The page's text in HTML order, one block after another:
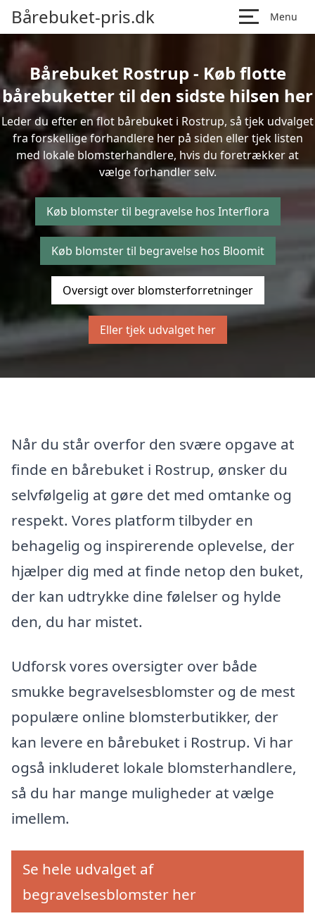
Bårebuket-pris.dk Menu
Bårebuket Rostrup - Køb flotte
bårebuketter til den sidste hilsen her
Leder du efter en flot bårebuket i Rostrup, så tjek udvalget
fra forskellige forhandlere her på siden eller tjek listen
med lokale blomsterhandlere, hvis du foretrækker at
vælge forhandler selv.
Køb blomster til begravelse hos Interflora
Køb blomster til begravelse hos Bloomit
Oversigt over blomsterforretninger
Eller tjek udvalget her
Når du står overfor den svære opgave at
finde en bårebuket i Rostrup, ønsker du
selvfølgelig at gøre det med omtanke og
respekt. Vores platform tilbyder en
behagelig og inspirerende oplevelse, der
hjælper dig med at finde netop den buket,
der kan udtrykke dine følelser og hylde
den, du har mistet.
Udforsk vores oversigter over både
smukke begravelsesblomster og de mest
populære online blomsterbutikker, der
kan levere en bårebuket i Rostrup. Vi har
også inkluderet lokale blomsterhandlere,
så du har mange muligheder at vælge
imellem.
Se hele udvalget af
begravelsesblomster her